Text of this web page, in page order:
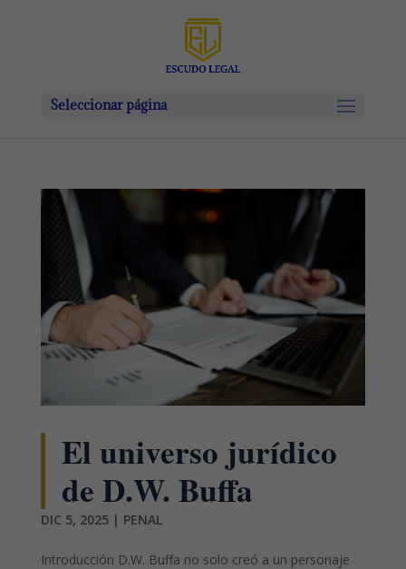
Seleccionar página
El universo jurídico
de D.W. Buffa
DIC 5, 2025| PENAL
Introducción D.W. Buffa no solo creó a un personaje